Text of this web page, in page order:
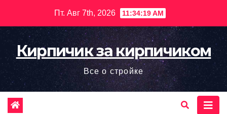
содержимому
Пт. Авг 7th, 2026 11:34:20 AM
Кирпичик за кирпичиком
Все о стройке